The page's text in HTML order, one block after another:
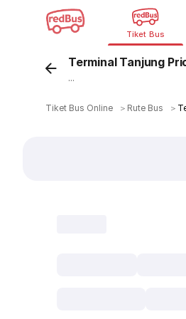
Tiket Bus
Terminal Tanjung
...
Tiket Bus Online ＞ Rute Bus ＞